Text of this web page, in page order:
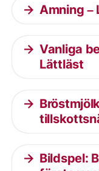
Amning –
Vanliga
Lättläst
Bildspel: